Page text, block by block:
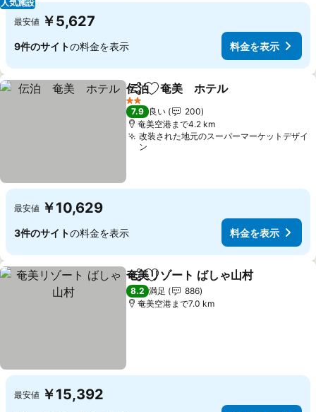
人気施設
最安値 ￥5,627
9件のサイトの料金を表示 料金を表示
シェアお気に入りに追加
伝泊 奄美 ホテル
2 ホテルのランク
7.9 良い
200
奄美空港まで4.2 km
改装された地元のスーパーマーケットデザイ
ン
最安値 ￥10,629
3件のサイトの料金を表示 料金を表示
シェアお気に入りに追加
奄美リゾート ばしゃ山村
8.2 満足
886
奄美空港まで7.0 km
最安値 ￥15,392